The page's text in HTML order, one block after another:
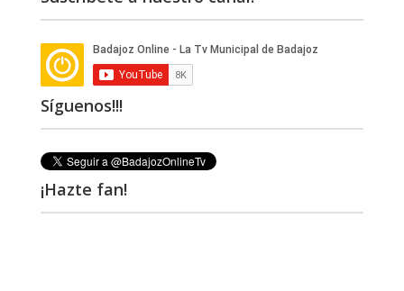
Síguenos!!!
¡Hazte fan!